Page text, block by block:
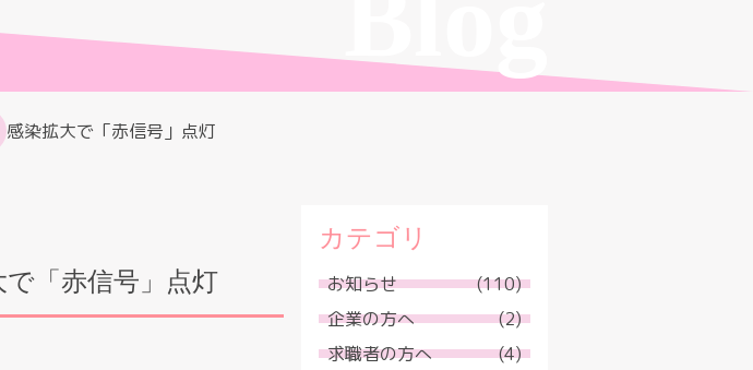
染拡大で「赤信号」点灯
「赤信号」点灯
カテゴリ
お知らせ
(110)
企業の方へ
(2)
求職者の方へ
(4)